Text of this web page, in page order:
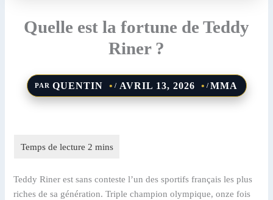
Quelle est la fortune de Teddy
Riner ?
PAR QUENTIN / AVRIL 13, 2026 / MMA
Teddy Riner est sans conteste l’un des sportifs français les plus
riches de sa génération. Triple champion olympique, onze fois